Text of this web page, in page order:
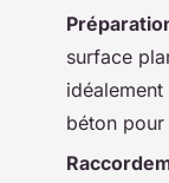
surface
béton